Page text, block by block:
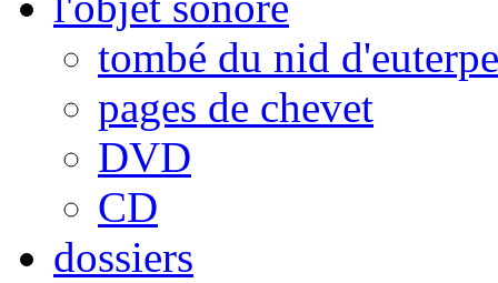
tombé du nid d'euterpe
pages de chevet
DVD
CD
dossiers